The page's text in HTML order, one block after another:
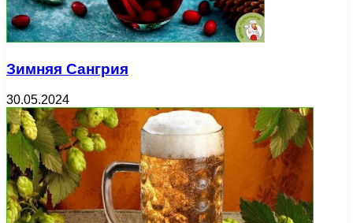
Зимняя Сангрия
30.05.2024